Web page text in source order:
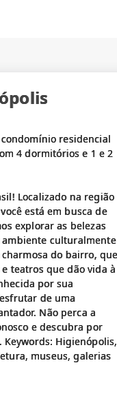
residencial
4 dormitórios e 1 e 2
Localizado na região
está em busca de
explorar as belezas
ambiente culturalmente
do bairro, que
teatros que dão vida à
por sua
de uma
Não perca a
e descubra por
Higienópolis,
museus, galerias